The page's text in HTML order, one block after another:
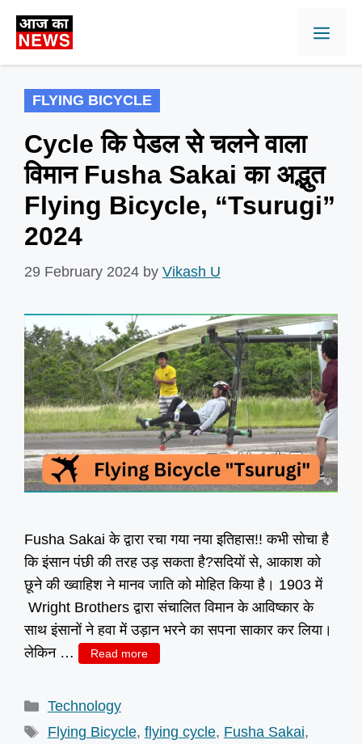
FLYING BICYCLE
Cycle कि पेडल से चलने वाला
विमान Fusha Sakai का अद्भुत
Flying Bicycle, “Tsurugi”
2024
29 February 2024 by Vikash U
Fusha Sakai के द्वारा रचा गया नया इतिहास!! कभी सोचा है
कि इंसान पंछी की तरह उड़ सकता है?सदियों से, आकाश को
छूने की ख्वाहिश ने मानव जाति को मोहित किया है। 1903 में
Wright Brothers द्वारा संचालित विमान के आविष्कार के
साथ इंसानों ने हवा में उड़ान भरने का सपना साकार कर लिया।
लेकिन …
Read more
Categories
Technology
Tags
Flying Bicycle, flying cycle, Fusha Sakai,